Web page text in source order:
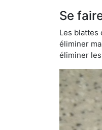
Se
Les blattes
éliminer
éliminer